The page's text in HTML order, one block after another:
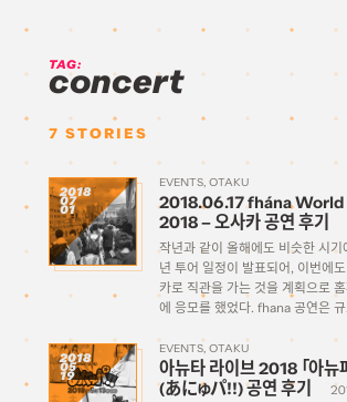
TAG:
concert
7 STORIES
2018
07
01
EVENTS OTAKU
2018.06.17 fhána
2018 – 오사카 공연 후기
작년과 같이 올해에도 비슷한 시
년 투어 일정이 발표되어, 이번에
카로 직관을 가는 것을 계획으로
에 응모를 했었다. fhana 공연은
큰 문제 없이 한방에 당첨이 되었다
2018
05
19
EVENTS OTAKU
아뉴타 라이브 2018 「아뉴
(あにゅパ!!) 공연 후기